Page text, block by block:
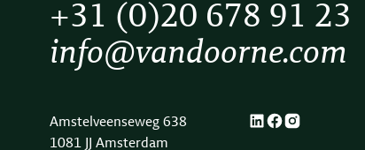
+31 (0)20 678 91 23
info@vandoorne.com
Amstelveenseweg 638
1081 JJ Amsterdam